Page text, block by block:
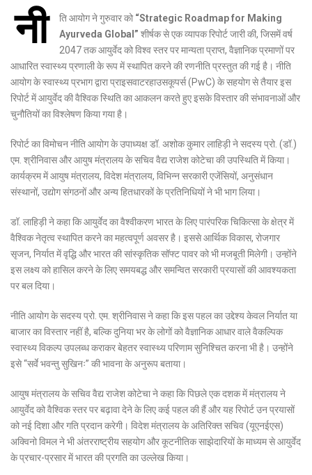
नी ति आयोग ने गुरुवार को “Strategic Roadmap for Making
Ayurveda Global” शीर्षक से एक व्यापक रिपोर्ट जारी की, जिसमें वर्ष
2047 तक आयुर्वेद को विश्व स्तर पर मान्यता प्राप्त, वैज्ञानिक प्रमाणों पर
आधारित स्वास्थ्य प्रणाली के रूप में स्थापित करने की रणनीति प्रस्तुत की गई है। नीति
आयोग के स्वास्थ्य प्रभाग द्वारा प्राइसवाटरहाउसकूपर्स (PwC) के सहयोग से तैयार इस
रिपोर्ट में आयुर्वेद की वैश्विक स्थिति का आकलन करते हुए इसके विस्तार की संभावनाओं और
चुनौतियों का विश्लेषण किया गया है।
रिपोर्ट का विमोचन नीति आयोग के उपाध्यक्ष डॉ. अशोक कुमार लाहिड़ी ने सदस्य प्रो. (डॉ.)
एम. श्रीनिवास और आयुष मंत्रालय के सचिव वैद्य राजेश कोटेचा की उपस्थिति में किया।
कार्यक्रम में आयुष मंत्रालय, विदेश मंत्रालय, विभिन्न सरकारी एजेंसियों, अनुसंधान
संस्थानों, उद्योग संगठनों और अन्य हितधारकों के प्रतिनिधियों ने भी भाग लिया।
डॉ. लाहिड़ी ने कहा कि आयुर्वेद का वैश्वीकरण भारत के लिए पारंपरिक चिकित्सा के क्षेत्र में
वैश्विक नेतृत्व स्थापित करने का महत्वपूर्ण अवसर है। इससे आर्थिक विकास, रोजगार
सृजन, निर्यात में वृद्धि और भारत की सांस्कृतिक सॉफ्ट पावर को भी मजबूती मिलेगी। उन्होंने
इस लक्ष्य को हासिल करने के लिए समयबद्ध और समन्वित सरकारी प्रयासों की आवश्यकता
पर बल दिया।
नीति आयोग के सदस्य प्रो. एम. श्रीनिवास ने कहा कि इस पहल का उद्देश्य केवल निर्यात या
बाजार का विस्तार नहीं है, बल्कि दुनिया भर के लोगों को वैज्ञानिक आधार वाले वैकल्पिक
स्वास्थ्य विकल्प उपलब्ध कराकर बेहतर स्वास्थ्य परिणाम सुनिश्चित करना भी है। उन्होंने
इसे “सर्वे भवन्तु सुखिनः” की भावना के अनुरूप बताया।
आयुष मंत्रालय के सचिव वैद्य राजेश कोटेचा ने कहा कि पिछले एक दशक में मंत्रालय ने
आयुर्वेद को वैश्विक स्तर पर बढ़ावा देने के लिए कई पहल की हैं और यह रिपोर्ट उन प्रयासों
को नई दिशा और गति प्रदान करेगी। विदेश मंत्रालय के अतिरिक्त सचिव (यूएनईएस)
अक्विनो विमल ने भी अंतरराष्ट्रीय सहयोग और कूटनीतिक साझेदारियों के माध्यम से आयुर्वेद
के प्रचार-प्रसार में भारत की प्रगति का उल्लेख किया।